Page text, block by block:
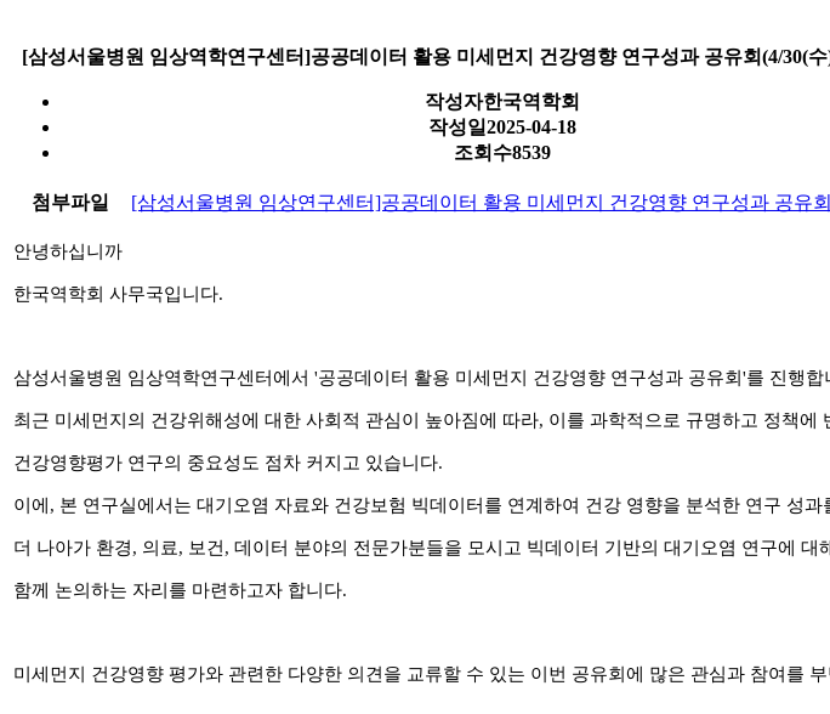
[삼성서울병원 임상역학연구센터]공공데이터 활용 미세먼지 건강영향 연구성과 공유회(4/30(수
작성자한국역학회
작성일2025-04-18
조회수8539
첨부파일 [삼성서울병원 임상연구센터]공공데이터 활용 미세먼지 건강영향 연구성과 공유
안녕하십니까
한국역학회 사무국입니다.
삼성서울병원 임상역학연구센터에서 '공공데이터 활용 미세먼지 건강영향 연구성과 공유회'를 진행합
최근 미세먼지의 건강위해성에 대한 사회적 관심이 높아짐에 따라, 이를 과학적으로 규명하고 정책에
건강영향평가 연구의 중요성도 점차 커지고 있습니다.
이에, 본 연구실에서는 대기오염 자료와 건강보험 빅데이터를 연계하여 건강 영향을 분석한 연구 성과
더 나아가 환경, 의료, 보건, 데이터 분야의 전문가분들을 모시고 빅데이터 기반의 대기오염 연구에 대
함께 논의하는 자리를 마련하고자 합니다.
미세먼지 건강영향 평가와 관련한 다양한 의견을 교류할 수 있는 이번 공유회에 많은 관심과 참여를